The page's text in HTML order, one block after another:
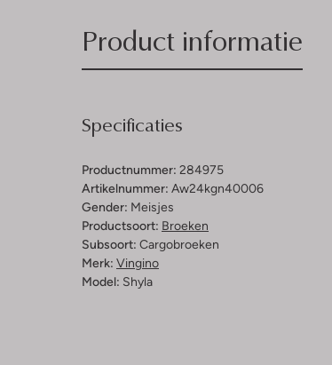
Product informatie
Specificaties
Productnummer: 284975
Artikelnummer: Aw24kgn40006
Gender: Meisjes
Productsoort: Broeken
Subsoort: Cargobroeken
Merk: Vingino
Model: Shyla